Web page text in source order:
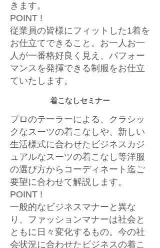
きます。
POINT !
従業員の皆様にフィットした1着を
お仕立てできること。お一人お一
人が一番格好良く見え、パフォー
マンスを発揮できる制服をお仕立
ていたします。
着こなしセミナー
プロのテーラーによる、クラシッ
クなスーツの着こなしや、新しい
生活様式に合わせたビジネスカジ
ュアルなスーツの着こなし等洋服
の選び方からコーディネート迄ご
要望に合わせて解説します。
POINT !
一般的なビジネスマナーと異な
り、ファッションマナーは社会と
ともに日々変化するもの。今の社
会状況に合わせたビジネスの着こ